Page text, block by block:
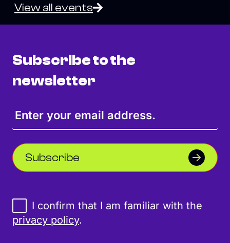
View all events
Subscribe to the
newsletter
Subscribe
I confirm that I am familiar with the
privacy policy.